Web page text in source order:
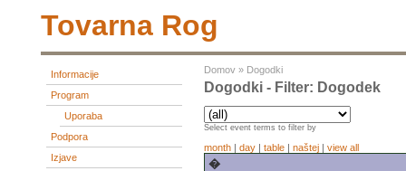
Tovarna Rog
Informacije
Program
Uporaba
Podpora
Izjave
Domov » Dogodki
Dogodki - Filter: Dogodek
Select event terms to filter by
month | day | table | naštej | view all
�